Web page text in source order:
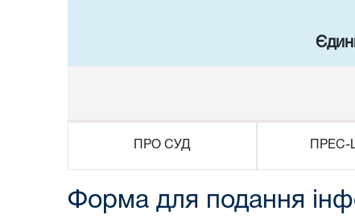
ПРО СУД
Форма для подання